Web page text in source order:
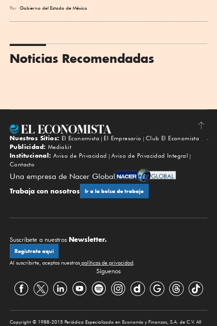
Por Gobierno del Estado de México
Noticias Recomendadas
Subir
Nuestros Sitios: El Economista El Empresario
Club El Economista
Publicidad: Mediakit
Institucional: Aviso de Privacidad
Aviso de Privacidad Integral
Contacto
Una empresa de Nacer Global
Trabaja con nosotros Ir a la bolsa de trabajo
Suscríbete a nuestros Newsletter.
Regístrate aquí
Al suscribirte, aceptas nuestras políticas de privacidad.
Síguenos
Copyright © 1988-2015 Periódico Especializado en Economía y Finanzas, S.A. de C.V. All